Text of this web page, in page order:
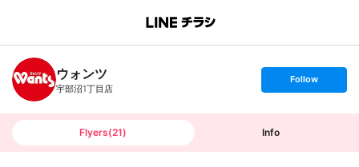
B
n
c
h
T
ウォンツ
宇部沼1丁目店
s
t
o
Follow
Flyers(21) Info